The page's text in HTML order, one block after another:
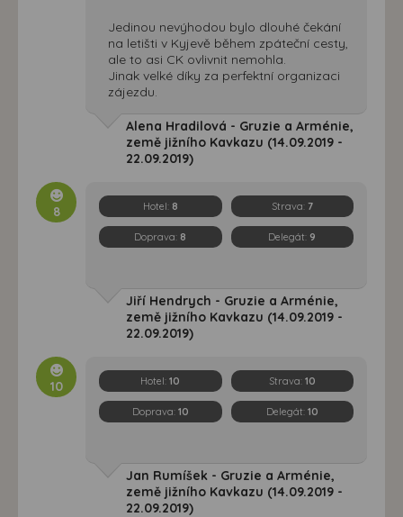
Jedinou nevýhodou bylo dlouhé čekání
na letišti v Kyjevě během zpáteční cesty,
ale to asi CK ovlivnit nemohla.
Jinak velké díky za perfektní organizaci
zájezdu.
Alena Hradilová - Gruzie a Arménie,
země jižního Kavkazu (14.09.2019 -
22.09.2019)
8 Hotel: 8 Strava: 7
Doprava: 8 Delegát: 9
Jiří Hendrych - Gruzie a Arménie,
země jižního Kavkazu (14.09.2019 -
22.09.2019)
10 Hotel:10 Strava: 10
Doprava: 10 Delegát: 10
Jan Rumíšek - Gruzie a Arménie,
země jižního Kavkazu (14.09.2019 -
22.09.2019)